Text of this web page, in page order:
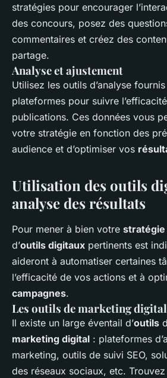
stratégies pour encourager
des concours, posez des
commentaires et créez des
partage.
Analyse et ajustement
Utilisez les outils d’analyse
plateformes pour suivre
publications. Ces données vous
votre stratégie en fonction des
audience et d’optimiser vos
Utilisation des outils
analyse des résultats
Pour mener à bien votre stratégie
d’outils digitaux pertinents est
aideront à automatiser certaines
l’efficacité de vos actions et à
campagnes.
Les outils de marketing digital
Il existe un large éventail d’outils
marketing digital : plateformes
marketing, outils de suivi SEO,
des réseaux sociaux, etc.